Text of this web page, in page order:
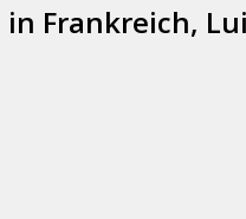
Frankreich,